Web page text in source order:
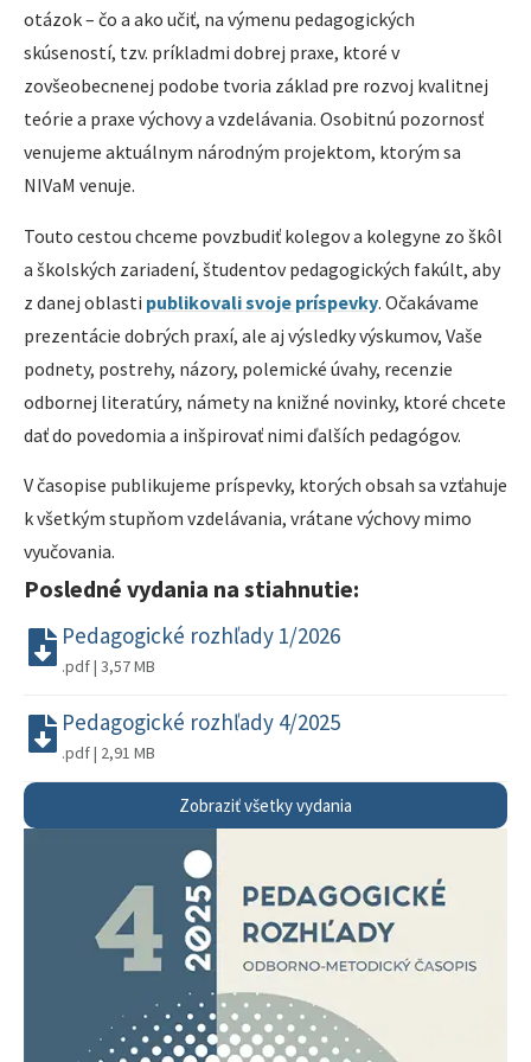
otázok – čo a ako učiť, na výmenu pedagogických
skúseností, tzv. príkladmi dobrej praxe, ktoré v
zovšeobecnenej podobe tvoria základ pre rozvoj kvalitnej
teórie a praxe výchovy a vzdelávania. Osobitnú pozornosť
venujeme aktuálnym národným projektom, ktorým sa
NIVaM venuje.
Touto cestou chceme povzbudiť kolegov a kolegyne zo škôl
a školských zariadení, študentov pedagogických fakúlt, aby
z danej oblasti publikovali svoje príspevky. Očakávame
prezentácie dobrých praxí, ale aj výsledky výskumov, Vaše
podnety, postrehy, názory, polemické úvahy, recenzie
odbornej literatúry, námety na knižné novinky, ktoré chcete
dať do povedomia a inšpirovať nimi ďalších pedagógov.
V časopise publikujeme príspevky, ktorých obsah sa vzťahuje
k všetkým stupňom vzdelávania, vrátane výchovy mimo
vyučovania.
Posledné vydania na stiahnutie:
Pedagogické rozhľady 1/2026
.pdf | 3,57 MB
Pedagogické rozhľady 4/2025
.pdf | 2,91 MB
Zobraziť všetky vydania